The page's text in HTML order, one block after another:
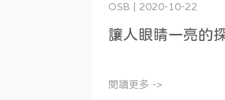
OSB | 2020-10-22
讓人眼睛一亮的
閱讀更多 ->